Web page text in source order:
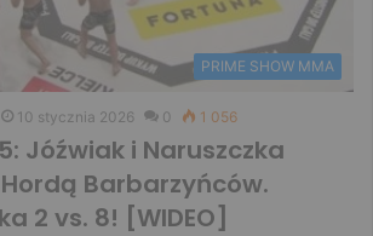
PRIME SHOW MMA
10 stycznia 2026 0 1 056
Jóźwiak i Naruszczka
Barbarzyńców.
2 vs. 8! [WIDEO]